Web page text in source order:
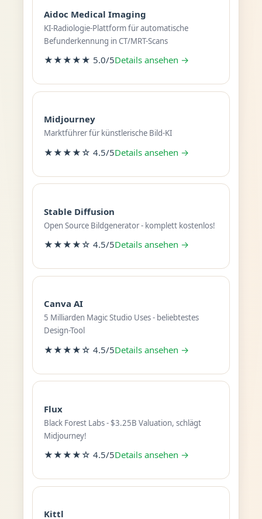
Aidoc Medical Imaging
KI-Radiologie-Plattform für automatische
Befunderkennung in CT/MRT-Scans
★★★★★ 5.0/5Details ansehen →
Midjourney
Marktführer für künstlerische Bild-KI
★★★★☆ 4.5/5Details ansehen →
Stable Diffusion
Open Source Bildgenerator - komplett kostenlos!
★★★★☆ 4.5/5Details ansehen →
Canva AI
5 Milliarden Magic Studio Uses - beliebtestes
Design-Tool
★★★★☆ 4.5/5Details ansehen →
Flux
Black Forest Labs - $3.25B Valuation, schlägt
Midjourney!
★★★★☆ 4.5/5Details ansehen →
Kittl